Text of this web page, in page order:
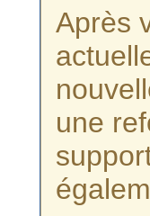
Après
une